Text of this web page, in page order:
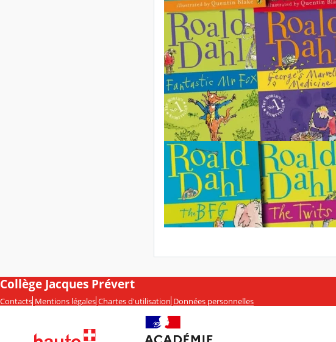
Collège Jacques Prévert
Contacts Mentions légales Chartes d'utilisation Données personnelles